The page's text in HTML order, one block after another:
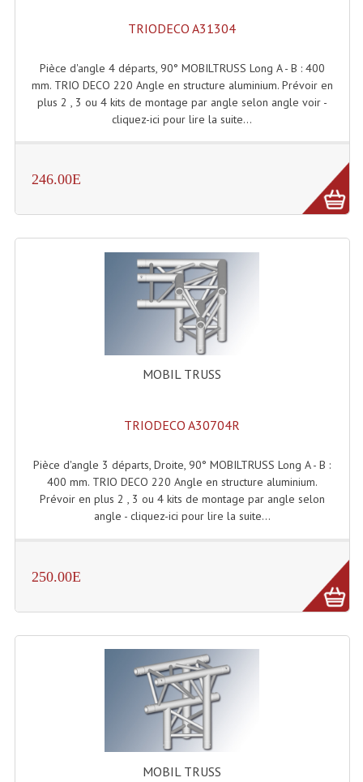
Projecteurs Par : 16 À 64 Et Autres
Projecteurs Théatre: Plan Convexe Fresnel
Rampe De Spots
Câblage Electrique
Câble Rallonge DMX512 MIDI
Câbles Module, Cables Audio
Connectiques, Prises Etc...
Adaptateurs Audio
Divers Bricolage
Public-Adress
Accessoires Public-Adress L100V
Amplificateurs (L 100v)
TRIODECO A31304
Pièce d'angle 4 départs, 90° MOBILTRUSS Long A - B : 400
mm. TRIO DECO 220 Angle en structure aluminium. Prévoir en
plus 2 , 3 ou 4 kits de montage par angle selon angle voir -
cliquez-ici pour lire la suite...
246.00E
MOBIL TRUSS
TRIODECO A30704R
Pièce d'angle 3 départs, Droite, 90° MOBILTRUSS Long A - B :
400 mm. TRIO DECO 220 Angle en structure aluminium.
Prévoir en plus 2 , 3 ou 4 kits de montage par angle selon
angle - cliquez-ici pour lire la suite...
250.00E
MOBIL TRUSS